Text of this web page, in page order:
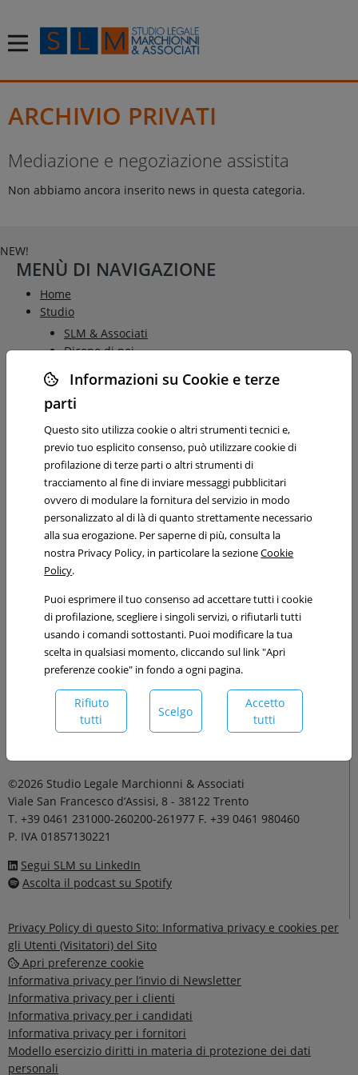
ARCHIVIO PRIVATI
Mediazione e negoziazione assistita
Non abbiamo ancora inserito news in questa categoria.
NEW!
MENÙ DI NAVIGAZIONE
Home
Studio
SLM & Associati
Dicono di noi
Professionisti
Attività
Imprese
Privati
Pro bono
News
Archivio imprese
Archivio privati
Archivio eventi
Iscriviti alla newsletter
Podcast
Contatti
Sedi
Segreteria
Amministrazione
Recruiting
Collabora con noi
Selezioni in corso
Praticanti
Formazione
©2026 Studio Legale Marchionni & Associati
Viale San Francesco d’Assisi, 8 - 38122 Trento
T. +39 0461 231000-260200-261977 F. +39 0461 980460
P. IVA 01857130221
Segui SLM su LinkedIn
Ascolta il podcast su Spotify
Privacy Policy di questo Sito: Informativa privacy e cookies per
gli Utenti (Visitatori) del Sito
Apri preferenze cookie
Informazioni su Cookie e terze
parti
Questo sito utilizza cookie o altri strumenti tecnici e,
previo tuo esplicito consenso, può utilizzare cookie di
profilazione di terze parti o altri strumenti di
tracciamento al fine di inviare messaggi pubblicitari
ovvero di modulare la fornitura del servizio in modo
personalizzato al di là di quanto strettamente necessario
alla sua erogazione. Per saperne di più, consulta la
nostra Privacy Policy, in particolare la sezioneCookie
Policy.
Puoi esprimere il tuo consenso ad accettare tutti i cookie
di profilazione, scegliere i singoli servizi, o rifiutarli tutti
usando i comandi sottostanti. Puoi modificare la tua
scelta in qualsiasi momento, cliccando sul link "Apri
preferenze cookie" in fondo a ogni pagina.
Rifiuto
tutti
Scelgo
Accetto
tutti
Informativa privacy per l’invio di Newsletter
Informativa privacy per i clienti
Informativa privacy per i candidati
Informativa privacy per i fornitori
Modello esercizio diritti in materia di protezione dei dati
personali